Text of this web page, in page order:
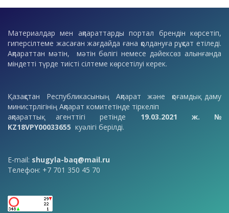
Материалдар мен ақпараттарды портал брендін көрсетіп,
гиперсілтеме жасаған жағдайда ғана қолдануға рұқсат етіледі.
Ақпараттан мәтін, мәтін бөлігі немесе дәйексөз алынғанда
міндетті түрде тиісті сілтеме көрсетілуі керек.
Қазақстан Республикасының Ақпарат және қоғамдық даму
министрлігінің Ақпарат комитетінде тіркеліп
ақпараттық агенттігі ретінде 19.03.2021 ж. №
KZ18VPY00033655 куәлігі берілді.
E-mail: shugyla-baq@mail.ru
Телефон: +7 701 350 45 70